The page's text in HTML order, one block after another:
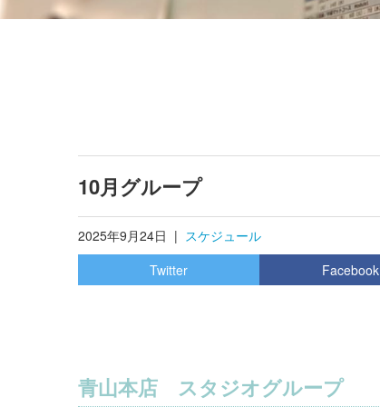
10月グループ
2025年9月24日 | スケジュール
Twitter
Facebook
青山本店 スタジオグループ